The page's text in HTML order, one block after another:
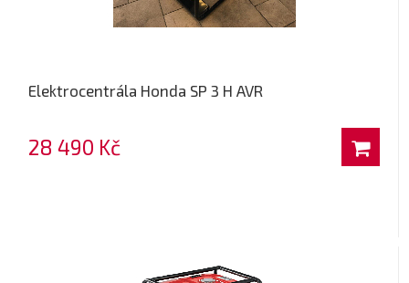
Elektrocentrála Honda SP 3 H AVR
28 490 Kč